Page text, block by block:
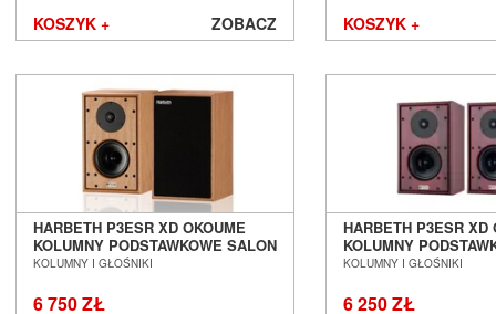
Mytek
Nagaoka
New Horizon Audio
Omnimount
Onkyo
Opera Loudspeakers
Optoma
Out Audio
KOSZYK + ZOBACZ KOSZYK +
HARBETH P3ESR XD OKOUME
KOLUMNY PODSTAWKOWE SALON
POZNAŃ WROCŁAW
KOLUMNY I GŁOŚNIKI
6 750 ZŁ
HARBETH P3ESR XD
KOLUMNY
POZNAŃ WROCŁAW
KOLUMNY I GŁOŚNIKI
6 250 ZŁ